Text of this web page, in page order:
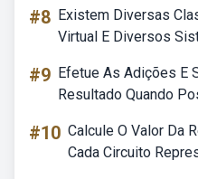
#8 Existem Diversas
Virtual E Diversos
#9 Efetue As Adições E
Resultado Quando
#10 Calcule O Valor Da
Cada Circuito